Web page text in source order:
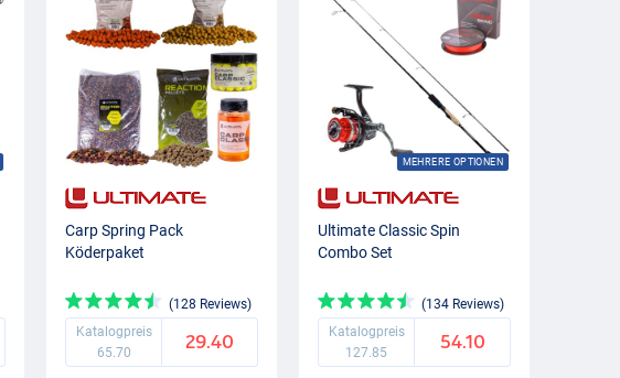
Carp Spring Pack
Köderpaket
(128 Reviews)
Katalogpreis
65.70
29.40
MEHRERE OPTIONEN
Ultimate Classic Spin
Combo Set
(134 Reviews)
Katalogpreis
127.85
54.10